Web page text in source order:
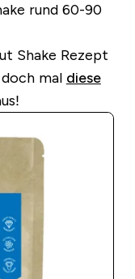
rund 60-90
Shake Rezept
mal diese